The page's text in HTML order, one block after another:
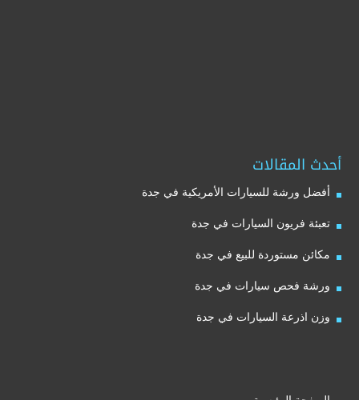
أحدث المقالات
أفضل ورشة للسيارات الأمريكية في جدة
تعبئة فريون السيارات في جدة
مكائن مستوردة للبيع في جدة
ورشة فحص سيارات في جدة
وزن اذرعة السيارات في جدة